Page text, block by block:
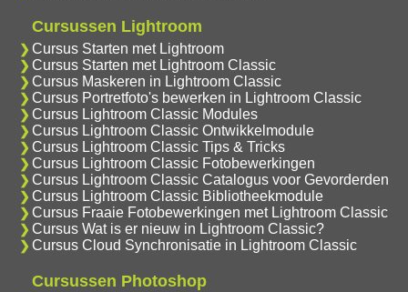
Cursussen Lightroom
Cursus Starten met Lightroom
Cursus Starten met Lightroom Classic
Cursus Maskeren in Lightroom Classic
Cursus Portretfoto's bewerken in Lightroom Classic
Cursus Lightroom Classic Modules
Cursus Lightroom Classic Ontwikkelmodule
Cursus Lightroom Classic Tips & Tricks
Cursus Lightroom Classic Fotobewerkingen
Cursus Lightroom Classic Catalogus voor Gevorderden
Cursus Lightroom Classic Bibliotheekmodule
Cursus Fraaie Fotobewerkingen met Lightroom Classic
Cursus Wat is er nieuw in Lightroom Classic?
Cursus Cloud Synchronisatie in Lightroom Classic
Cursussen Photoshop